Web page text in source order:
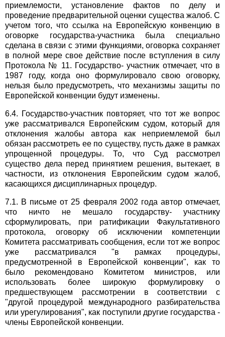
приемлемости, установление фактов по делу и
проведение предварительной оценки существа жалоб. С
учетом того, что ссылка на Европейскую конвенцию в
оговорке государства-участника была специально
сделана в связи с этими функциями, оговорка сохраняет
в полной мере свое действие после вступления в силу
Протокола № 11. Государство- участник отмечает, что в
1987 году, когда оно формулировало свою оговорку,
нельзя было предусмотреть, что механизмы защиты по
Европейской конвенции будут изменены.
6.4. Государство-участник повторяет, что тот же вопрос
уже рассматривался Европейским судом, который для
отклонения жалобы автора как неприемлемой был
обязан рассмотреть ее по существу, пусть даже в рамках
упрощенной процедуры. То, что Суд рассмотрел
существо дела перед принятием решения, вытекает, в
частности, из отклонения Европейским судом жалоб,
касающихся дисциплинарных процедур.
7.1. В письме от 25 февраля 2002 года автор отмечает,
что ничто не мешало государству- участнику
сформулировать, при ратификации Факультативного
протокола, оговорку об исключении компетенции
Комитета рассматривать сообщения, если тот же вопрос
уже рассматривался "в рамках процедуры,
предусмотренной в Европейской конвенции", как то
было рекомендовано Комитетом министров, или
использовать более широкую формулировку о
предшествующем рассмотрении в соответствии с
"другой процедурой международного разбирательства
или урегулирования", как поступили другие государства -
члены Европейской конвенции.